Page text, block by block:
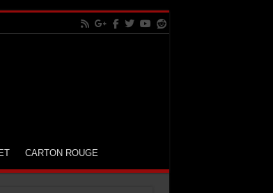
CARTON ROUGE